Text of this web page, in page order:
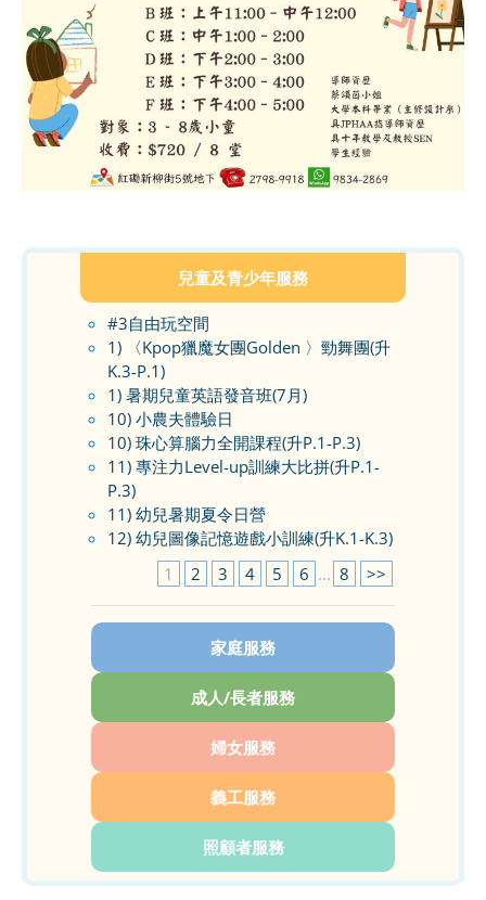
兒童及青少年服務
#3自由玩空間
1) 〈Kpop獵魔女團Golden 〉勁舞團(升
K.3-P.1)
1) 暑期兒童英語發音班(7月)
10) 小農夫體驗日
10) 珠心算腦力全開課程(升P.1-P.3)
11) 專注力Level-up訓練大比拼(升P.1-
P.3)
11) 幼兒暑期夏令日營
12) 幼兒圖像記憶遊戲小訓練(升K.1-K.3)
1
2 3 4 5 6 ... 8 >>
家庭服務
成人/長者服務
婦女服務
義工服務
照顧者服務